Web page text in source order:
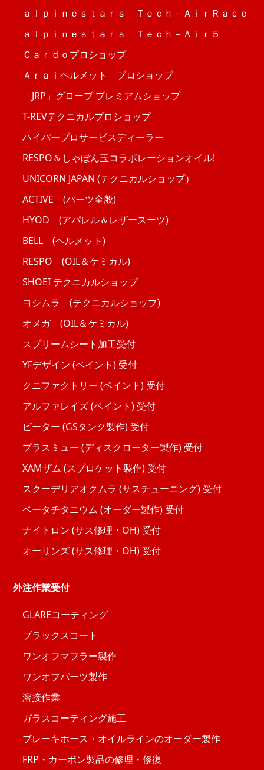
ａｌｐｉｎｅｓｔａｒｓ Ｔｅｃｈ－ＡｉｒＲａｃｅ
ａｌｐｉｎｅｓｔａｒｓ Ｔｅｃｈ－Ａｉｒ５
Ｃａｒｄｏプロショップ
Ａｒａｉヘルメット プロショップ
「JRP」グローブ プレミアムショップ
T-REVテクニカルプロショップ
ハイパープロサービスディーラー
RESPO＆しゃぼん玉コラボレーションオイル!
UNICORN JAPAN (テクニカルショップ）
ACTIVE (パーツ全般)
HYOD (アパレル＆レザースーツ)
BELL (ヘルメット)
RESPO (OIL＆ケミカル)
SHOEI テクニカルショップ
ヨシムラ (テクニカルショップ)
オメガ (OIL＆ケミカル)
スプリームシート加工受付
YFデザイン (ペイント) 受付
クニファクトリー (ペイント) 受付
アルファレイズ (ペイント) 受付
ビーター (GSタンク製作) 受付
プラスミュー (ディスクローター製作) 受付
XAMザム (スプロケット製作) 受付
スクーデリアオクムラ (サスチューニング) 受付
ベータチタニウム (オーダー製作) 受付
ナイトロン (サス修理・OH) 受付
オーリンズ (サス修理・OH) 受付
外注作業受付
GLAREコーティング
ブラックスコート
ワンオフマフラー製作
ワンオフパーツ製作
溶接作業
ガラスコーティング施工
ブレーキホース・オイルラインのオーダー製作
FRP・カーボン製品の修理・修復